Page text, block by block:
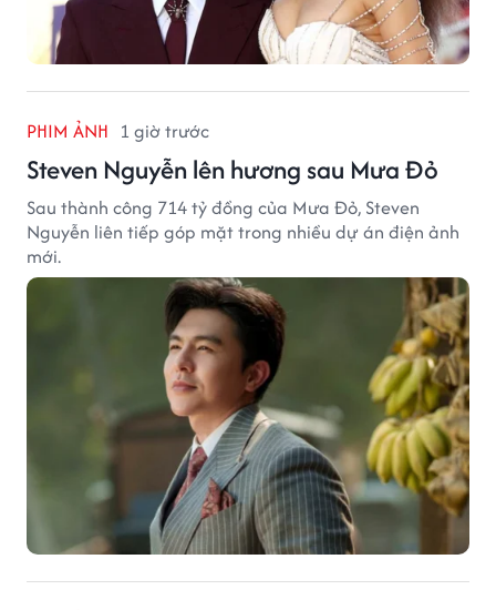
PHIM ẢNH 1 giờ trước
Steven Nguyễn lên hương sau Mưa Đỏ
Sau thành công 714 tỷ đồng của Mưa Đỏ, Steven
Nguyễn liên tiếp góp mặt trong nhiều dự án điện ảnh
mới.